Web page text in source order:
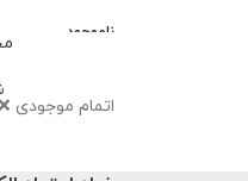
ناموجود
اتمام موجودی